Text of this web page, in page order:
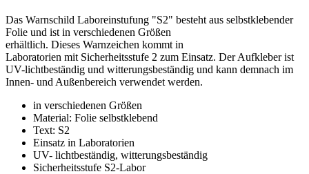
Das Warnschild Laboreinstufung "S2" besteht aus selbstklebender
Folie und ist in verschiedenen Größen
erhältlich. Dieses Warnzeichen kommt in
Laboratorien mit Sicherheitsstufe 2 zum Einsatz. Der Aufkleber ist
UV-lichtbeständig und witterungsbeständig und kann demnach im
Innen- und Außenbereich verwendet werden.
in verschiedenen Größen
Material: Folie selbstklebend
Text: S2
Einsatz in Laboratorien
UV- lichtbeständig, witterungsbeständig
Sicherheitsstufe S2-Labor